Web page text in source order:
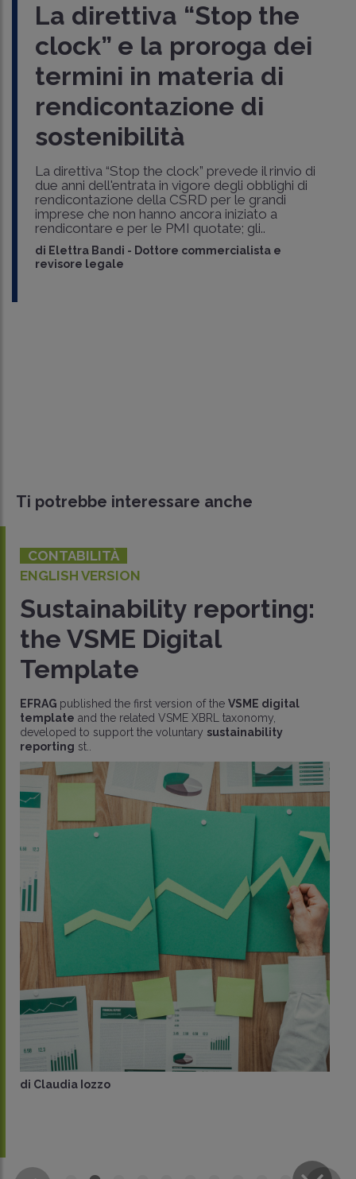
CONDIVIDI
La direttiva “Stop the
clock” e la proroga dei
termini in materia di
rendicontazione di
sostenibilità
La direttiva “Stop the clock” prevede il rinvio di
due anni dell'entrata in vigore degli obblighi di
rendicontazione della CSRD per le grandi
imprese che non hanno ancora iniziato a
rendicontare e per le PMI quotate; gli..
di Elettra Bandi - Dottore commercialista e
revisore legale
Ti potrebbe interessare anche
CONTABILITÀ
ENGLISH VERSION
Sustainability reporting:
the VSME Digital
Template
EFRAG published the first version of the VSME digital
template and the related VSME XBRL taxonomy,
developed to support the voluntary sustainability
reporting st..
di Claudia Iozzo